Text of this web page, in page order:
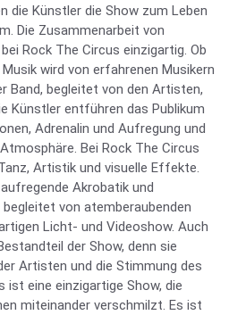
die Künstler die Show zum Leben
Die Zusammenarbeit von
Rock The Circus einzigartig. Ob
wird von erfahrenen Musikern
Band, begleitet von den Artisten,
Künstler entführen das Publikum
Adrenalin und Aufregung und
Bei Rock The Circus
Artistik und visuelle Effekte.
Akrobatik und
von atemberaubenden
Licht- und Videoshow. Auch
der Show, denn sie
Artisten und die Stimmung des
ist eine einzigartige Show, die
miteinander verschmilzt. Es ist